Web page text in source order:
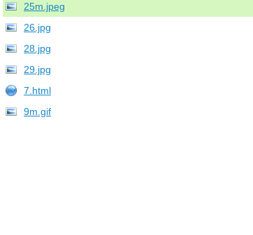
25m.jpeg
26.jpg
28.jpg
29.jpg
7.html
9m.gif